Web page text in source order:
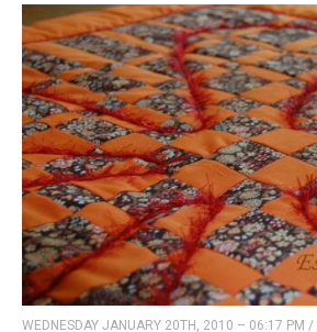
WEDNESDAY JANUARY 20TH, 2010 – 06:17 PM /